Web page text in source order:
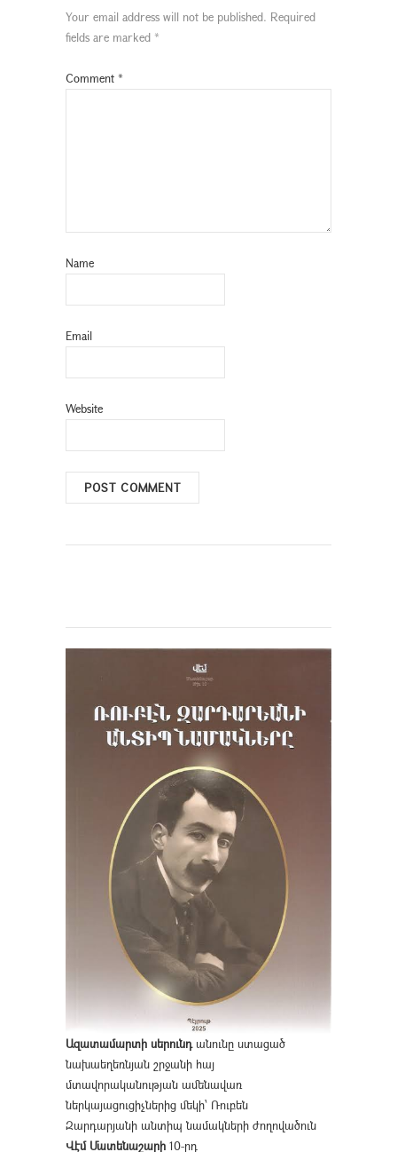
Your email address will not be published. Required
fields are marked *
Comment *
Name
Email
Website
Ազատամարտի սերունդանունը ստացած
նախաեղեռնյան շրջանի հայ
մտավորականության ամենավառ
ներկայացուցիչներից մեկի՝ Ռուբեն
Զարդարյանի անտիպ նամակների ժողովածուն
Վէմ Մատենաշարի 10-րդ